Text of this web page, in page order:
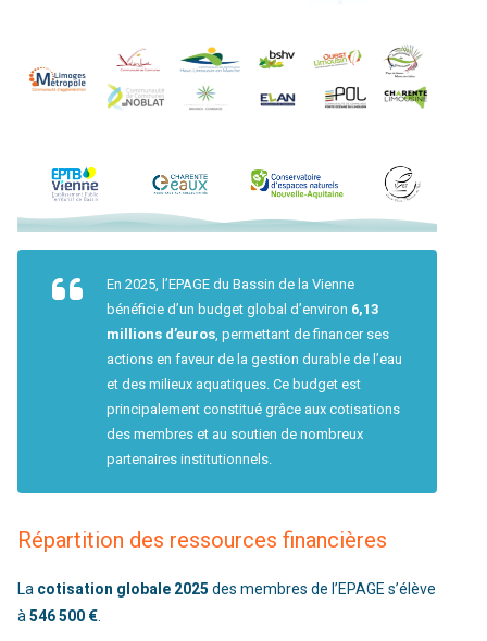
En 2025, l’EPAGE du Bassin de la Vienne
bénéficie d’un budget global d’environ 6,13
millions d’euros, permettant de financer ses
actions en faveur de la gestion durable de l’eau
et des milieux aquatiques. Ce budget est
principalement constitué grâce aux cotisations
des membres et au soutien de nombreux
partenaires institutionnels.
Répartition des ressources financières
La cotisation globale 2025 des membres de l’EPAGE s’élève
à 546 500 €